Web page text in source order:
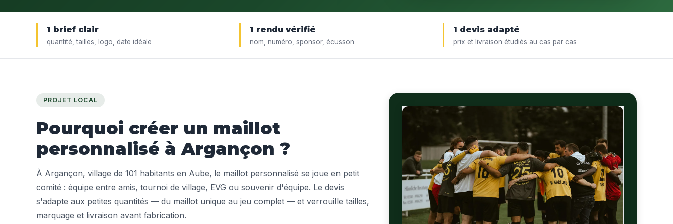
1 brief clair
quantité, tailles, logo, date idéale
1 rendu vérifié
nom, numéro, sponsor, écusson
1 devis adapté
prix et livraison étudiés au cas par cas
PROJET LOCAL
Pourquoi créer un maillot
personnalisé à Argançon ?
À Argançon, village de 101 habitants en Aube, le maillot personnalisé se joue en petit
comité : équipe entre amis, tournoi de village, EVG ou souvenir d'équipe. Le devis
s'adapte aux petites quantités — du maillot unique au jeu complet — et verrouille tailles,
marquage et livraison avant fabrication.